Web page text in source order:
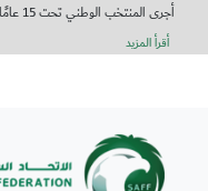
أجرى المنتخب الوطني تحت 15 عامًا اليوم الخميس تدريباته ضمن معسكره الإع...
أقرأ المزيد